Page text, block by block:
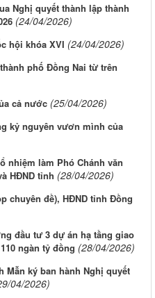
Nghị quyết thành lập thành
(24/04/2026)
hội khóa XVI (24/04/2026)
phố Đồng Nai từ trên
cả nước (25/04/2026)
kỷ nguyên vươn mình của
nhiệm làm Phó Chánh văn
HĐND tỉnh (28/04/2026)
chuyên đề), HĐND tỉnh Đồng
đầu tư 3 dự án hạ tầng giao
ngàn tỷ đồng (28/04/2026)
Mẫn ký ban hành Nghị quyết
04/2026)